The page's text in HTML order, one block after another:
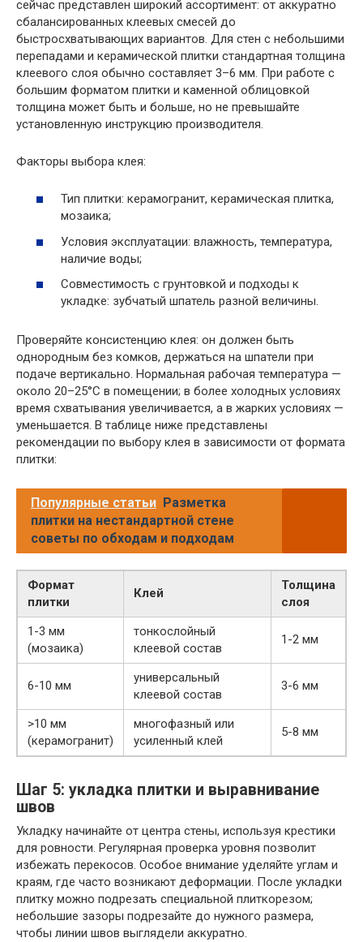
сейчас представлен широкий ассортимент: от аккуратно
сбалансированных клеевых смесей до
быстросхватывающих вариантов. Для стен с небольшими
перепадами и керамической плитки стандартная толщина
клеевого слоя обычно составляет 3–6 мм. При работе с
большим форматом плитки и каменной облицовкой
толщина может быть и больше, но не превышайте
установленную инструкцию производителя.
Факторы выбора клея:
Тип плитки: керамогранит, керамическая плитка,
мозаика;
Условия эксплуатации: влажность, температура,
наличие воды;
Совместимость с грунтовкой и подходы к
укладке: зубчатый шпатель разной величины.
Проверяйте консистенцию клея: он должен быть
однородным без комков, держаться на шпатели при
подаче вертикально. Нормальная рабочая температура —
около 20–25°C в помещении; в более холодных условиях
время схватывания увеличивается, а в жарких условиях —
уменьшается. В таблице ниже представлены
рекомендации по выбору клея в зависимости от формата
плитки:
Популярные статьи Разметка
плитки на нестандартной стене
советы по обходам и подходам
Формат
плитки
Клей
Толщина
слоя
1-3 мм
(мозаика)
тонкослойный
клеевой состав
1-2 мм
6-10 мм
универсальный
клеевой состав
3-6 мм
>10 мм
(керамогранит)
многофазный или
усиленный клей
5-8 мм
Шаг 5: укладка плитки и выравнивание
швов
Укладку начинайте от центра стены, используя крестики
для ровности. Регулярная проверка уровня позволит
избежать перекосов. Особое внимание уделяйте углам и
краям, где часто возникают деформации. После укладки
плитку можно подрезать специальной плиткорезом;
небольшие зазоры подрезайте до нужного размера,
чтобы линии швов выглядели аккуратно.